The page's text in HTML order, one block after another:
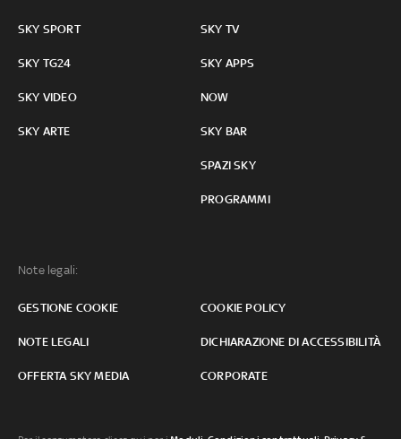
SKY SPORT
SKY TG24
SKY VIDEO
SKY ARTE
SKY TV
SKY APPS
NOW
SKY BAR
SPAZI SKY
PROGRAMMI
Note legali:
GESTIONE COOKIE COOKIE POLICY
NOTE LEGALI DICHIARAZIONE DI ACCESSIBILITÀ
OFFERTA SKY MEDIA CORPORATE